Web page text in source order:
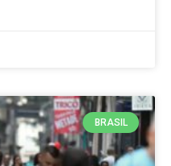
BRASIL